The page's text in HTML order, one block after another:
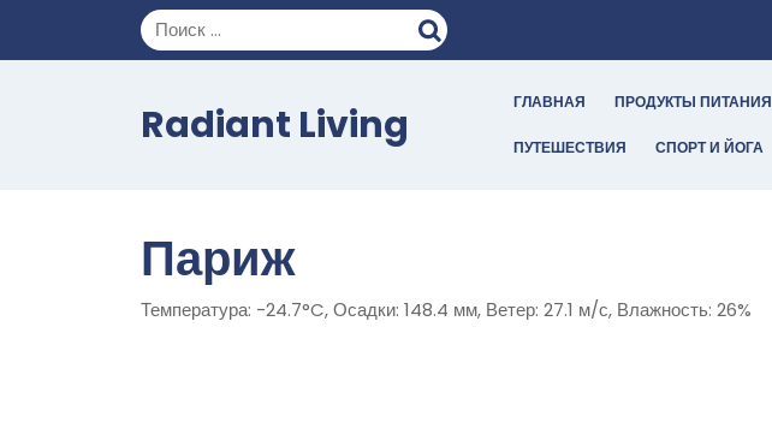
содержимому
Radiant Living ГЛАВНАЯ ПРОДУКТЫ ПИТАНИЯ
ПУТЕШЕСТВИЯ СПОРТ И ЙОГА
Париж
Температура: -24.7°C, Осадки: 148.4 мм, Ветер: 27.1 м/с, Влажность: 26%